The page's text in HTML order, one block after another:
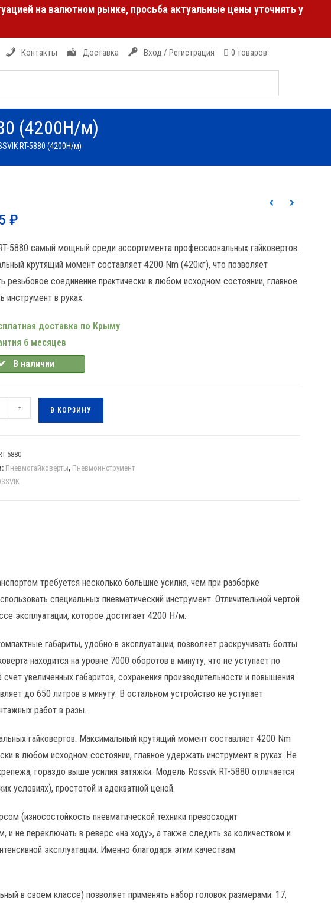
на валютном рынке, просьба актуальные цены уточнять у
Контакты Доставка Вход / Регистрация 0 товаров
(4200Н/м)
RT-5880 (4200Н/м)
₽
5880 самый мощный среди ассортимента профессиональных гайковертов.
крутящий момент составляет 4200 Nm (420кг), что позволяет
резьбовое соединение практически в любом исходном состоянии, главное
инструмент в руках.
доставка по Крыму
6 месяцев
✔⠀В наличии
+ В КОРЗИНУ
5880
Пневмогайковерты, Пневмоинструмент
требуется несколько большие усилия, чем при разборке
специальных пневматический инструмент. Отличительной чертой
эксплуатации, которое достигает 4200 Н/м.
габариты, удобно в эксплуатации, позволяет раскручивать болты
находится на уровне 7000 оборотов в минуту, что не уступает по
увеличенных габаритов, сохранения производительности и повышения
до 650 литров в минуту. В остальном устройство не уступает
работ в разы.
гайковертов. Максимальный крутящий момент составляет 4200 Nm
в любом исходном состоянии, главное удержать инструмент в руках. Не
гораздо выше усилия затяжки. Модель Rossvik RT-5880 отличается
условиях), простотой и адекватной ценой.
(износостойкость пневматической техники превосходит
не переключать в реверс «на ходу», а также следить за количеством и
эксплуатации. Именно благодаря этим качествам
в своем классе) позволяет применять набор головок размерами: 17,